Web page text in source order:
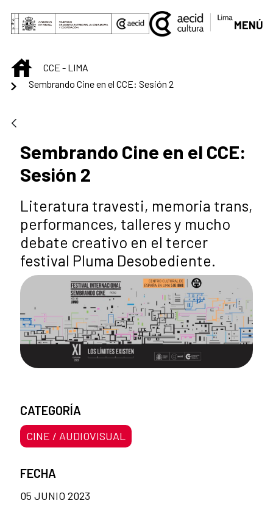
Saltar al contenido principal
MENÚ
INICIOCCE - LIMA
Sembrando Cine en el CCE: Sesión 2
Sembrando Cine en el CCE:
Sesión 2
Literatura travesti, memoria trans,
performances, talleres y mucho
debate creativo en el tercer
festival Pluma Desobediente.
CATEGORÍA
CINE / AUDIOVISUAL
FECHA
05 JUNIO 2023